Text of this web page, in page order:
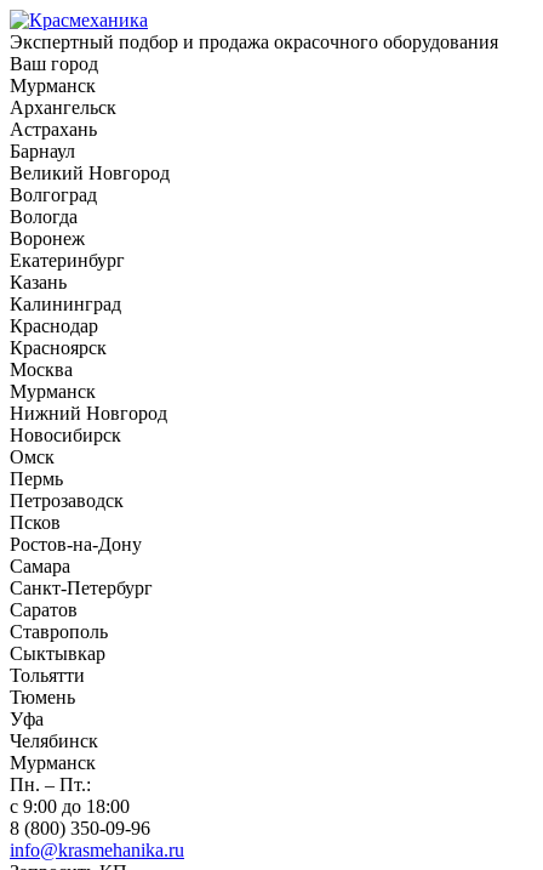
Экспертный подбор и продажа окрасочного оборудования
Ваш город
Мурманск
Архангельск
Астрахань
Барнаул
Великий Новгород
Волгоград
Вологда
Воронеж
Екатеринбург
Казань
Калининград
Краснодар
Красноярск
Москва
Мурманск
Нижний Новгород
Новосибирск
Омск
Пермь
Петрозаводск
Псков
Ростов-на-Дону
Самара
Санкт-Петербург
Саратов
Ставрополь
Сыктывкар
Тольятти
Тюмень
Уфа
Челябинск
Мурманск
Пн. – Пт.:
с 9:00 до 18:00
8 (800) 350-09-96
info@krasmehanika.ru